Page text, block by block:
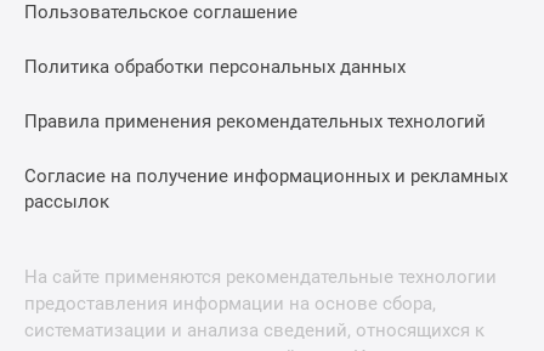
Пользовательское соглашение
Политика обработки персональных данных
Правила применения рекомендательных технологий
Согласие на получение информационных и рекламных
рассылок
На сайте применяются рекомендательные технологии
предоставления информации на основе сбора,
систематизации и анализа сведений, относящихся к